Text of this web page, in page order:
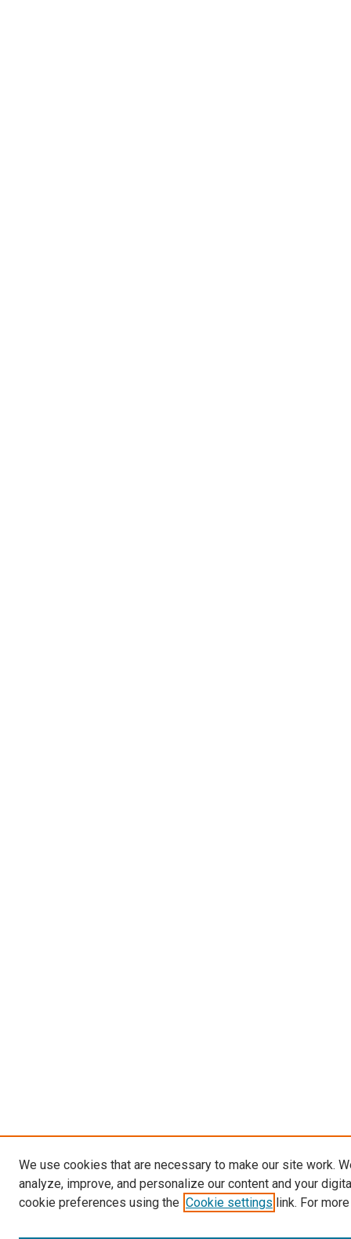
We use cookies that are necessary to make our site work.
analyze, improve, and personalize our content and your
cookie preferences using the Cookie settings link. For